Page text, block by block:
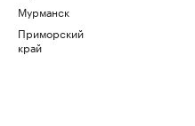
Мурманск
Приморский
край